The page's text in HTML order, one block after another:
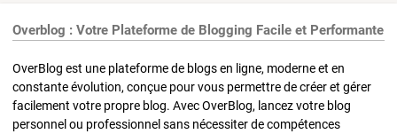
Overblog : Votre Plateforme de Blogging Facile et Performante
OverBlog est une plateforme de blogs en ligne, moderne et en
constante évolution, conçue pour vous permettre de créer et gérer
facilement votre propre blog. Avec OverBlog, lancez votre blog
personnel ou professionnel sans nécessiter de compétences